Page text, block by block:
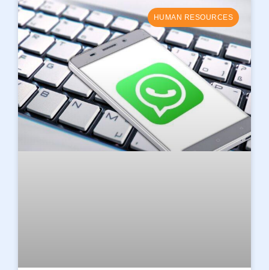
HUMAN RESOURCES